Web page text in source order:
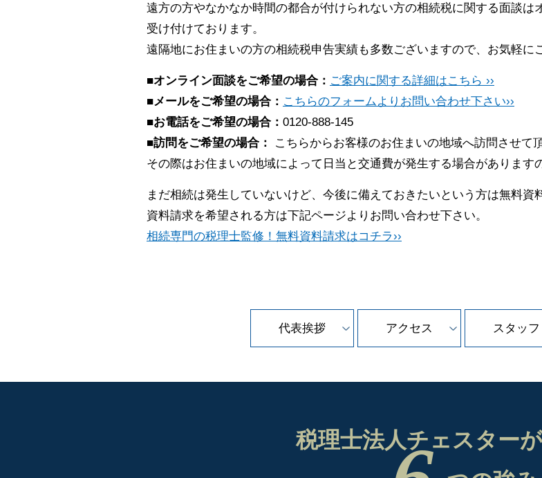
遠方の方やなかなか時間の都合が付けられない方の相続税に関する面談は
受け付けております。
遠隔地にお住まいの方の相続税申告実績も多数ございますので、お気軽に
■オンライン面談をご希望の場合： ご案内に関する詳細はこちら ››
■メールをご希望の場合： こちらのフォームよりお問い合わせ下さい››
■お電話をご希望の場合： 0120-888-145
■訪問をご希望の場合：
こちらからお客様のお住まいの地域へ訪問させて
その際はお住まいの地域によって日当と交通費が発生する場合があります
まだ相続は発生していないけど、今後に備えておきたいという方は無料資
資料請求を希望される方は下記ページよりお問い合わせ下さい。
相続専門の税理士監修！無料資料請求はコチラ››
代表挨拶 アクセス スタッフ
税理士法人チェスターが